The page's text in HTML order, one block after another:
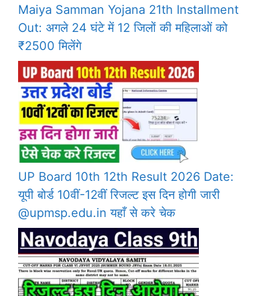
Maiya Samman Yojana 21th Installment
Out: अगले 24 घंटे में 12 जिलों की महिलाओं को
₹2500 मिलेंगे
UP Board 10th 12th Result 2026 Date:
यूपी बोर्ड 10वीं-12वीं रिजल्ट इस दिन होगी जारी
@upmsp.edu.in यहाँ से करे चेक